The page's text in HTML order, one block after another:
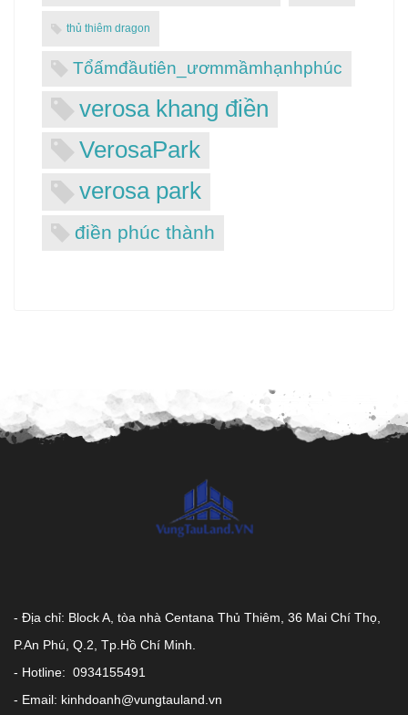
thủ thiêm dragon
Tổấmđầutiên_ươmmầmhạnhphúc
verosa khang điền
VerosaPark
verosa park
điền phúc thành
- Địa chỉ: Block A, tòa nhà Centana Thủ Thiêm, 36 Mai Chí Thọ,
P.An Phú, Q.2, Tp.Hồ Chí Minh.
- Hotline: 0934155491
- Email: kinhdoanh@vungtauland.vn